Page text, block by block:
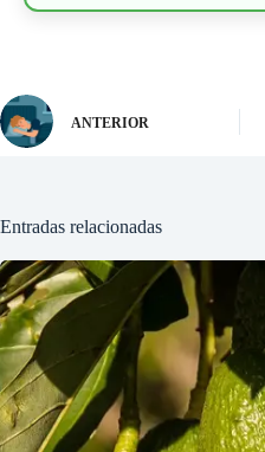
ANTERIOR
Entradas relacionadas